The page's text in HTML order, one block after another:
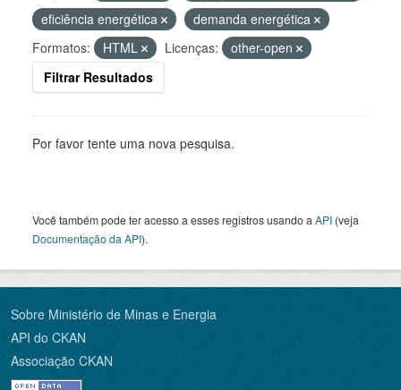
eficiência energética
demanda energética
Formatos:
HTML Licenças:
other-open
Filtrar Resultados
Por favor tente uma nova pesquisa.
Você também pode ter acesso a esses registros usando a API (veja
Documentação da API).
Sobre Ministério de Minas e Energia
API do CKAN
Associação CKAN